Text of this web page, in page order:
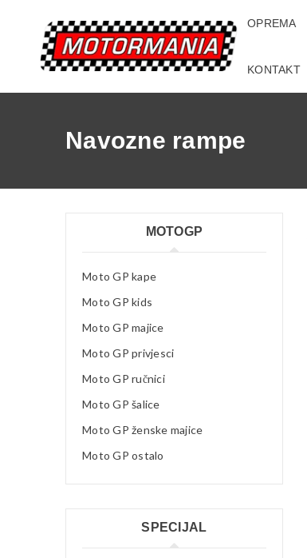
OPREMA
KONTAKT
Navozne rampe
MOTOGP
Moto GP kape
Moto GP kids
Moto GP majice
Moto GP privjesci
Moto GP ručnici
Moto GP šalice
Moto GP ženske majice
Moto GP ostalo
SPECIJAL